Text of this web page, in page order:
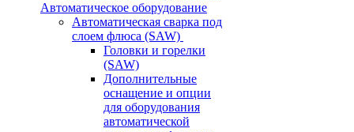
Автоматическое оборудование
Автоматическая сварка под
слоем флюса (SAW)
Головки и горелки
(SAW)
Дополнительные
оснащение и опции
для оборудования
автоматической